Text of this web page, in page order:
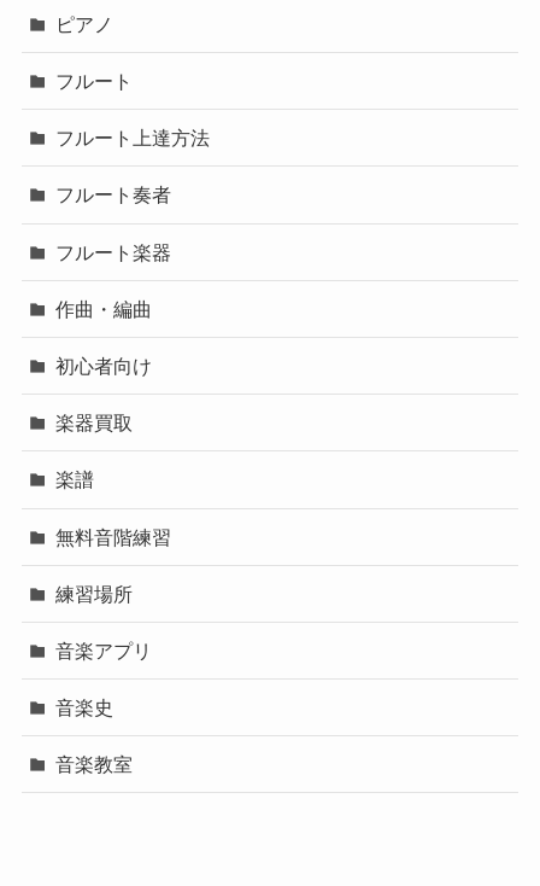
ピアノ
フルート
フルート上達方法
フルート奏者
フルート楽器
作曲・編曲
初心者向け
楽器買取
楽譜
無料音階練習
練習場所
音楽アプリ
音楽史
音楽教室